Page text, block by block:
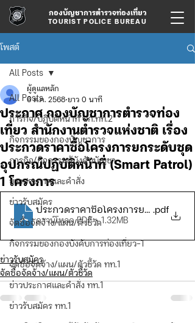
กองบัญชาการตำรวจท่องเที่ยว
TOURIST POLICE BUREAU
โพสต์
All Posts
ภารกิจ/ปฏิบัติหน้าที่ บก.ทท.2
กิจกรรมของกองบัญชาการ
ภารกิจ/กิจกรรมผู้บังคับบัญชา
ข่าวประกาศและคำสั่ง
ข่าวรับสมัคร
จัดซื้อจัดจ้าง/แผน/ตัวชี้วัด
กิจกรรมของกองบังคับการท่องเที่ยว-1
จัดซื้อจัดจ้าง/แผน/ตัวชี้วัด ทท.1
ข่าวประกาศและคำสั่ง ทท.1
ข่าวรับสมัคร ทท.1
All Posts
ประกาศ กองบัญชาการตำรวจท่อง
เที่ยว สำนักงานตำรวจแห่งชาติ เรื่อง
ประกวดราคาซื้อโครงการยกระดับชุด
อุปกรณ์ปฏิบัติหน้าที่ (Smart Patrol)
1 โครงการ
ผู้ดูแลหลัก
6 ต.ค. 2568 ยาว 0 นาที
ประกวดราคาซื้อโครงการยกระดับชุดป
.pdf
ดาวน์โหลด PDF • 1.32MB
ข่าวรับสมัคร
จัดซื้อจัดจ้าง/แผน/ตัวชี้วัด